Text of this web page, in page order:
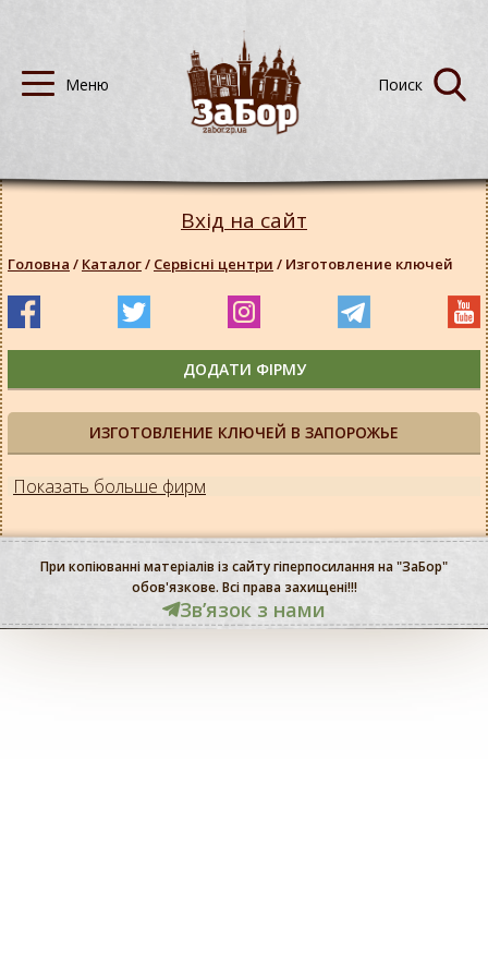
ИЗГОТОВЛЕНИЕ КЛЮЧЕЙ В ЗАПОРОЖЬЕ
Показать больше фирм
Вхід на сайт
Головна / Каталог/ Сервісні центри / Изготовление ключей
ДОДАТИ ФІРМУ
При копіюванні матеріалів із сайту гіперпосилання на "ЗаБор"
обов'язкове. Всі права захищені!!!
Звʼязок з нами